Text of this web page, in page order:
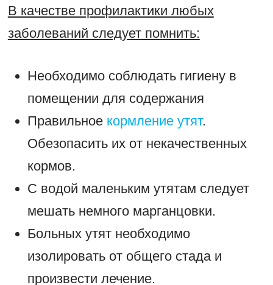
В качестве профилактики любых
заболеваний следует помнить:
Необходимо соблюдать гигиену в
помещении для содержания
Правильное кормление утят.
Обезопасить их от некачественных
кормов.
С водой маленьким утятам следует
мешать немного марганцовки.
Больных утят необходимо
изолировать от общего стада и
произвести лечение.